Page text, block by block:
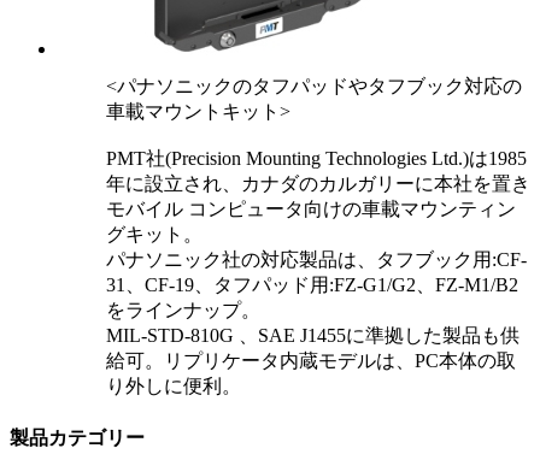
<パナソニックのタフパッドやタフブック対応の
車載マウントキット>
PMT社(Precision Mounting Technologies Ltd.)は1985
年に設立され、カナダのカルガリーに本社を置き
モバイル コンピュータ向けの車載マウンティン
グキット。
パナソニック社の対応製品は、タフブック用:CF-
31、CF-19、タフパッド用:FZ-G1/G2、FZ-M1/B2
をラインナップ。
MIL-STD-810G 、SAE J1455に準拠した製品も供
給可。リプリケータ内蔵モデルは、PC本体の取
り外しに便利。
製品カテゴリー